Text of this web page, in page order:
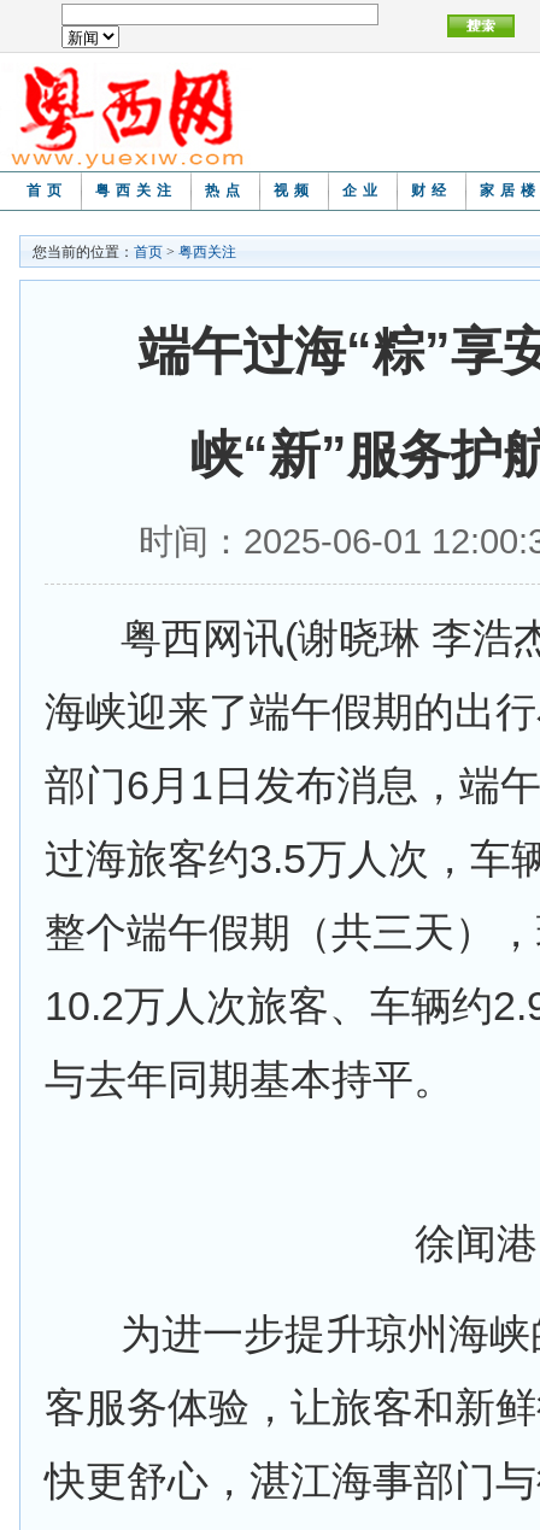
首页 粤西关注 热点 视频 企业 财经 家居
您当前的位置： 首页 > 粤西关注
端午过海“粽”享
峡“新”服务护
时间：2025-06-01
粤西网讯(谢晓琳 李浩
海峡迎来了端午假期的出
部门6月1日发布消息，端
过海旅客约3.5万人次，车
整个端午假期（共三天）
10.2万人次旅客、车辆约
与去年同期基本持平。
徐闻港
为进一步提升琼州海峡
客服务体验，让旅客和新
快更舒心，湛江海事部门